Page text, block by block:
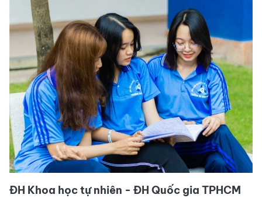
ĐH Khoa học tự nhiên - ĐH Quốc gia TPHCM